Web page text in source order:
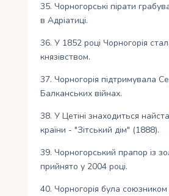
35. Чорногорські пірати
в Адріатиці.
36. У 1852 році Чорногорія
князівством.
37. Чорногорія підтримувала
Балканських війнах.
38. У Цетіні знаходиться
країни - "Зітський дім" (1888).
39. Чорногорський прапор із
прийнято у 2004 році.
40. Чорногорія була союзником